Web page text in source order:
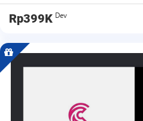
Rp399K Dev